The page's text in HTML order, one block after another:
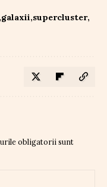
galaxii supercluster
obligatorii sunt